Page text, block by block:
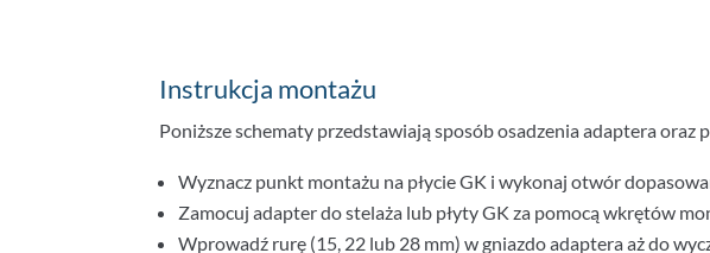
Instrukcja montażu
Poniższe schematy przedstawiają sposób osadzenia adaptera
Wyznacz punkt montażu na płycie GK i wykonaj otwór
Zamocuj adapter do stelaża lub płyty GK za pomocą wkrętów
Wprowadź rurę (15, 22 lub 28 mm) w gniazdo adaptera aż do